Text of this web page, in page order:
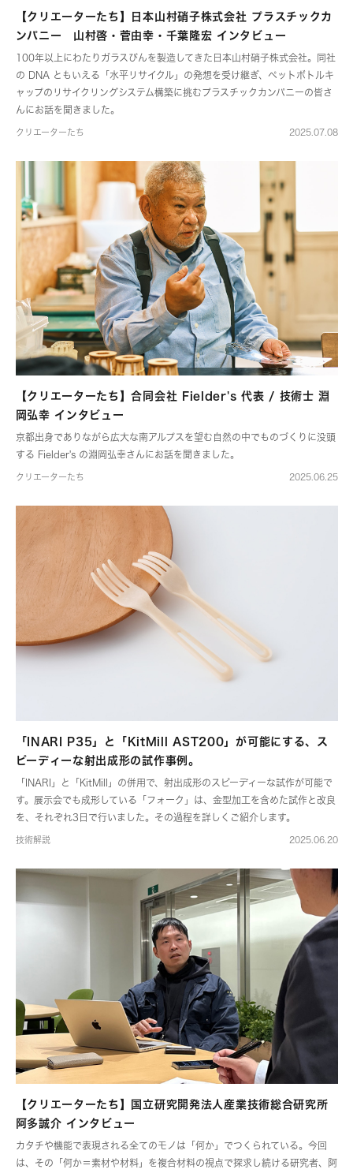
【クリエーターたち】日本山村硝子株式会社 プラスチックカ
ンパニー 山村啓・菅由幸・千葉隆宏 インタビュー
100年以上にわたりガラスびんを製造してきた日本山村硝子株式会社。同社
の DNA ともいえる「水平リサイクル」の発想を受け継ぎ、ペットボトルキ
ャップのリサイクリングシステム構築に挑むプラスチックカンパニーの皆さ
んにお話を聞きました。
クリエーターたち 2025.07.08
【クリエーターたち】合同会社 Fielder's 代表 / 技術士 淵
岡弘幸 インタビュー
京都出身でありながら広大な南アルプスを望む自然の中でものづくりに没頭
する Fielder's の淵岡弘幸さんにお話を聞きました。
クリエーターたち 2025.06.25
「INARI P35」と「KitMill AST200」が可能にする、ス
ピーディーな射出成形の試作事例。
「INARI」と「KitMill」の併用で、射出成形のスピーディーな試作が可能で
す。展示会でも成形している「フォーク」は、金型加工を含めた試作と改良
を、それぞれ3日で行いました。その過程を詳しくご紹介します。
技術解説 2025.06.20
【クリエーターたち】国立研究開発法人産業技術総合研究所
阿多誠介 インタビュー
カタチや機能で表現される全てのモノは「何か」でつくられている。今回
は、その「何か＝素材や材料」を複合材料の視点で探求し続ける研究者、阿